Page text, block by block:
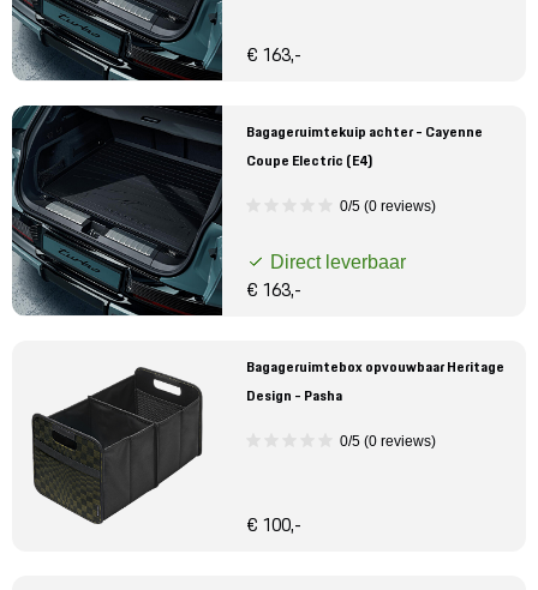
€ 163,-
Bagageruimtekuip achter - Cayenne
Coupe Electric (E4)
0/5 (0 reviews)
Direct leverbaar
€ 163,-
Bagageruimtebox opvouwbaar Heritage
Design - Pasha
0/5 (0 reviews)
€ 100,-